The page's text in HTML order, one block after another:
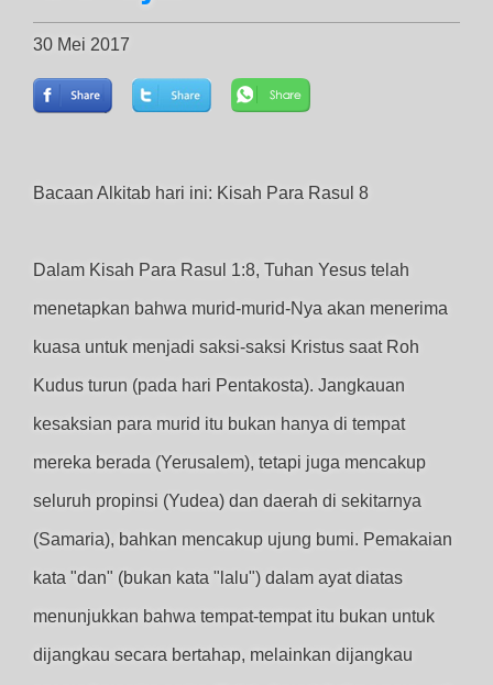
30 Mei 2017
Bacaan Alkitab hari ini: Kisah Para Rasul 8
Dalam Kisah Para Rasul 1:8, Tuhan Yesus telah
menetapkan bahwa murid-murid-Nya akan menerima
kuasa untuk menjadi saksi-saksi Kristus saat Roh
Kudus turun (pada hari Pentakosta). Jangkauan
kesaksian para murid itu bukan hanya di tempat
mereka berada (Yerusalem), tetapi juga mencakup
seluruh propinsi (Yudea) dan daerah di sekitarnya
(Samaria), bahkan mencakup ujung bumi. Pemakaian
kata "dan" (bukan kata "lalu") dalam ayat diatas
menunjukkan bahwa tempat-tempat itu bukan untuk
dijangkau secara bertahap, melainkan dijangkau